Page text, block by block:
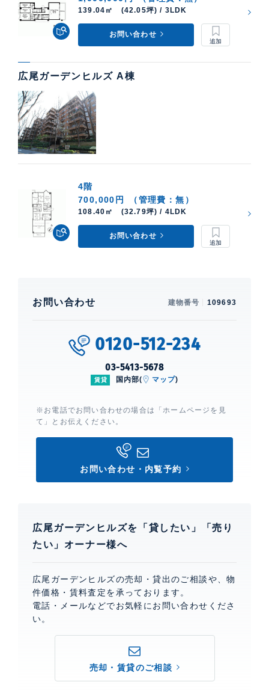
139.04㎡ (42.05坪) / 3LDK
お問い合わせ
広尾ガーデンヒルズ A棟
4階
700,000円
（管理費：無）
108.40㎡ (32.79坪) / 4LDK
お問い合わせ
お問い合わせ 建物番号 109693
0120-512-234
03-5413-5678
賃貸 国内部( マップ)
※お電話でお問い合わせの場合は「ホームページを見
て」とお伝えください。
お問い合わせ・内覧予約
広尾ガーデンヒルズを「貸したい」「売り
たい」オーナー様へ
広尾ガーデンヒルズの売却・貸出のご相談や、物
件価格・賃料査定を承っております。
電話・メールなどでお気軽にお問い合わせくださ
い。
売却・賃貸のご相談